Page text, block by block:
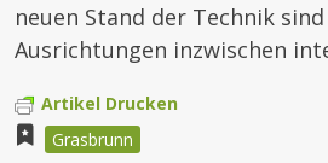
neuen Stand der Technik
Ausrichtungen inzwischen
Artikel Drucken
Grasbrunn